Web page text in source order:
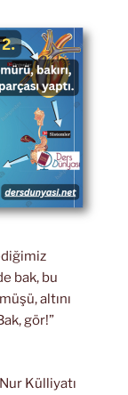
bak, bu
altını
gör!”
Külliyatı